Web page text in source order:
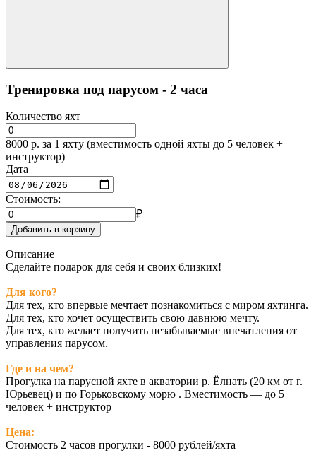
Тренировка под парусом - 2 часа
Количество яхт
8000 р. за 1 яхту (вместимость одной яхты до 5 человек +
инструктор)
Дата
Стоимость:
₽
Добавить в корзину
Описание
Сделайте подарок для себя и своих близких!
Для кого?
Для тех, кто впервые мечтает познакомиться с миром яхтинга.
Для тех, кто хочет осуществить свою давнюю мечту.
Для тех, кто желает получить незабываемые впечатления от
управления парусом.
Где и на чем?
Прогулка на парусной яхте в акватории р. Ёлнать (20 км от г.
Юрьевец) и по Горьковскому морю . Вместимость — до 5
человек + инструктор
Цена:
Стоимость 2 часов прогулки - 8000 рублей/яхта